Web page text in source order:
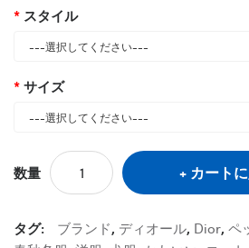
スタイル
サイズ
数量 カート
タグ: ブランド, ディオール, Dior, ペ